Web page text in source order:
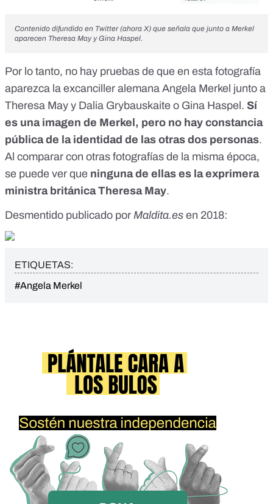
Contenido difundido en Twitter (ahora X) que señala que junto a Merkel
aparecen Theresa May y Gina Haspel.
Por lo tanto, no hay pruebas de que en esta fotografía
aparezca la excanciller alemana Angela Merkel junto a
Theresa May y Dalia Grybauskaite o Gina Haspel. Sí
es una imagen de Merkel, pero no hay constancia
pública de la identidad de las otras dos personas.
Al comparar con otras fotografías de la misma época,
se puede ver que ninguna de ellas es la exprimera
ministra británica Theresa May.
Desmentido publicado por Maldita.es en 2018:
ETIQUETAS:
#Angela Merkel